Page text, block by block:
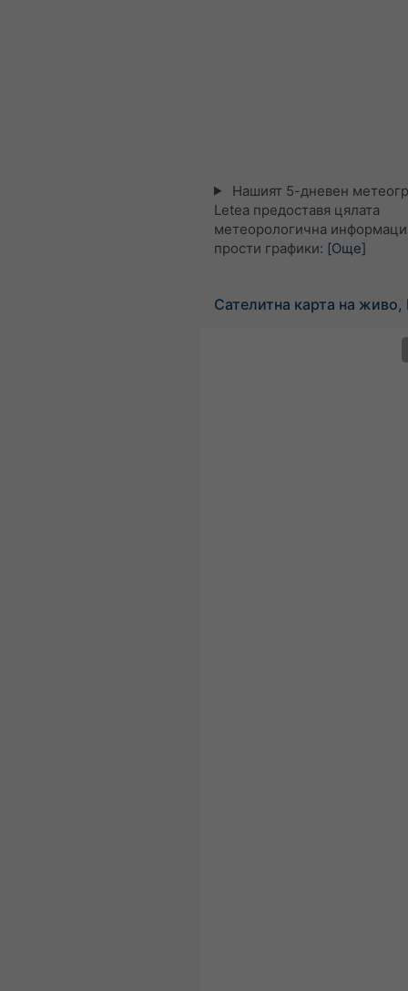
Нашият 5-дневен
Letea предоставя цялата
метеорологична
прости графики: [Още]
Сателитна карта на